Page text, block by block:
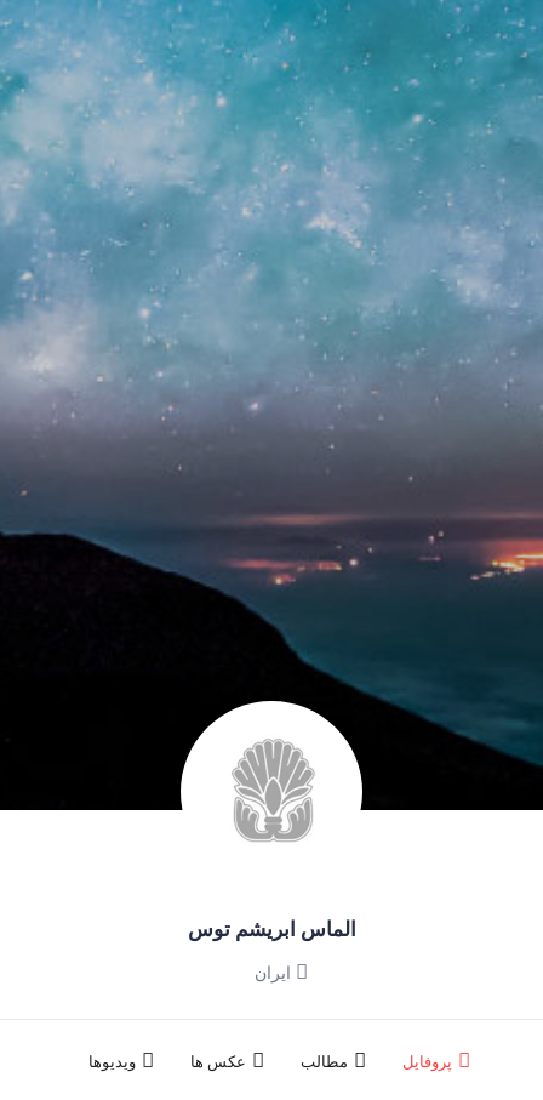
الماس ابریشم توس
ایران
پروفایل مطالب عکس ها ویدیوها